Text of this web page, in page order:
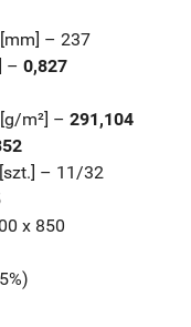
– 237
– 0,827
m²] – 291,104
– 11/32
x 850